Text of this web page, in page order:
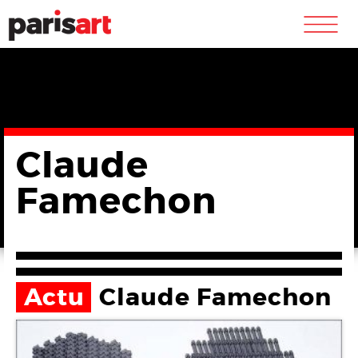
m
Claude
Famechon
Actu Claude Famechon